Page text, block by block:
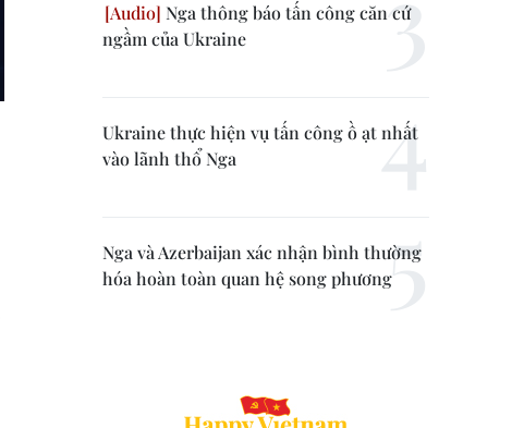
Nga thông báo tấn công căn cứ
ngầm của Ukraine
Ukraine thực hiện vụ tấn công ồ ạt nhất
vào lãnh thổ Nga
Nga và Azerbaijan xác nhận bình thường
hóa hoàn toàn quan hệ song phương